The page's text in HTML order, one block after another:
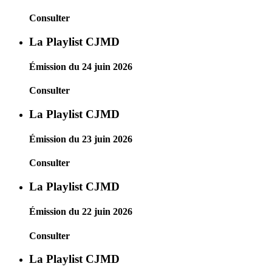
Consulter
La Playlist CJMD
Émission du 24 juin 2026
Consulter
La Playlist CJMD
Émission du 23 juin 2026
Consulter
La Playlist CJMD
Émission du 22 juin 2026
Consulter
La Playlist CJMD